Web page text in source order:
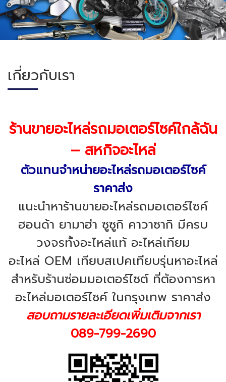
เกี่ยวกับเรา
ร้านขายอะไหล่รถมอเตอร์ไซค์ใกล้ฉัน
– สหกิจอะไหล่
ตัวแทนจำหน่ายอะไหล่รถมอเตอร์ไซค์
ราคาส่ง
แนะนำหาร้านขายอะไหล่รถมอเตอร์ไซค์
ฮอนด้า ยามาฮ่า ซูซูกิ คาวาซากิ มีครบ
วงจรทั้งอะไหล่แท้ อะไหล่เทียม
อะไหล่ OEM เทียบสเปคเทียบรุ่นหาอะไหล่
สำหรับร้านซ่อมมอเตอร์ไซต์ ที่ต้องการหา
อะไหล่มอเตอร์ไซค์ ในกรุงเทพ ราคาส่ง
สอบถามรายละเอียดเพิ่มเติมจากเรา
089-799-2690